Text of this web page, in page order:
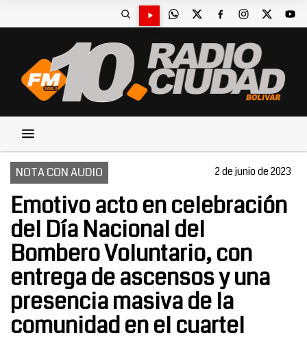
NOTA CON AUDIO 2 de junio de 2023
Emotivo acto en celebración
del Día Nacional del
Bombero Voluntario, con
entrega de ascensos y una
presencia masiva de la
comunidad en el cuartel